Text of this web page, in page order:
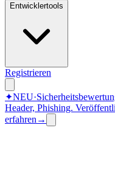
Entwicklertools
Registrieren
✦NEU·
Header, Phishing.
erfahren →